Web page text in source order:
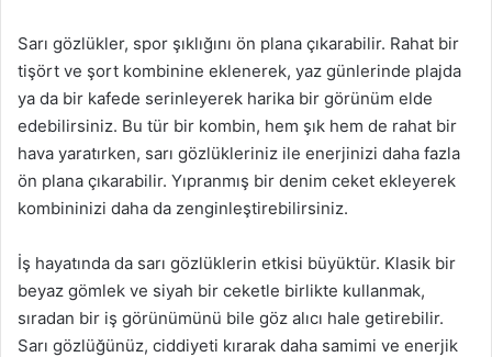
Sarı gözlükler, spor şıklığını ön plana çıkarabilir. Rahat bir
tişört ve şort kombinine eklenerek, yaz günlerinde plajda
ya da bir kafede serinleyerek harika bir görünüm elde
edebilirsiniz. Bu tür bir kombin, hem şık hem de rahat bir
hava yaratırken, sarı gözlükleriniz ile enerjinizi daha fazla
ön plana çıkarabilir. Yıpranmış bir denim ceket ekleyerek
kombininizi daha da zenginleştirebilirsiniz.
İş hayatında da sarı gözlüklerin etkisi büyüktür. Klasik bir
beyaz gömlek ve siyah bir ceketle birlikte kullanmak,
sıradan bir iş görünümünü bile göz alıcı hale getirebilir.
Sarı gözlüğünüz, ciddiyeti kırarak daha samimi ve enerjik